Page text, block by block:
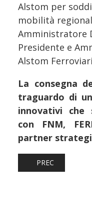
Alstom per
mobilità
Amministratore
Presidente e
Alstom
La consegna
traguardo di
innovativi che
con FNM,
partner
ARTICOLO
PREC